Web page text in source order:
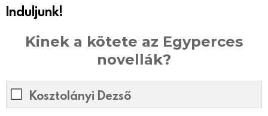
Induljunk!
Kinek a kötete az Egyperces
novellák?
Kosztolányi Dezső